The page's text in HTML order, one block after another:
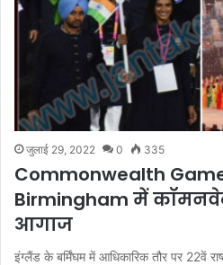
जुलाई 29, 2022 0 335
Commonwealth
Birmingham में
आगाज
इंग्लैंड के बर्मिंघम में आधिकारिक तौर पर 22वें